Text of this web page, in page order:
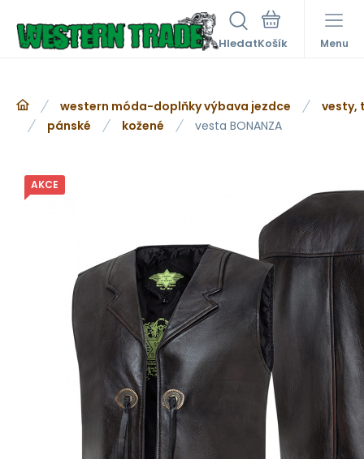
Hledat Menu
western móda-doplňky výbava jezdce
vesty,
pánské
kožené vesta BONANZA
AKCE